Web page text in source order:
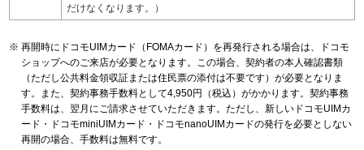
だけなくなります。）
再開時にドコモUIMカード（FOMAカード）を再発行される場合は、ドコモ
ショップへのご来店が必要となります。この場合、契約者の本人確認書類
（ただし公共料金領収証または住民票の添付は不要です）が必要となりま
す。また、契約事務手数料として4,950円（税込）がかかります。契約事務
手数料は、翌月にご請求させていただきます。ただし、新しいドコモUIMカ
ード・ドコモminiUIMカード・ドコモnanoUIMカードの発行を必要としない
再開の場合、手数料は無料です。